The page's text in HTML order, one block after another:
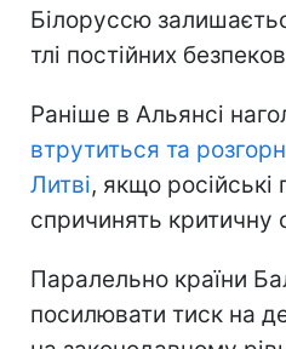
Білоруссю
тлі постійних
Раніше в Альянсі
втрутиться та
Литві, якщо російські
спричинять критичну
Паралельно країни
посилювати тиск на